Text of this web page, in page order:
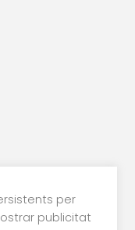
per
publicitat